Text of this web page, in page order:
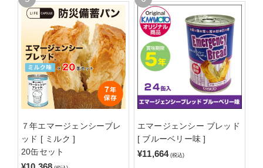
７年エマージェンシーブレ
ッド [ ミルク ]
20缶セット
エマージェンシー ブレッド
[ ブルーベリー味 ]
¥11,664 (税込)